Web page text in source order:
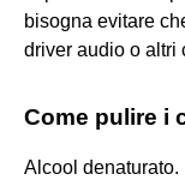
bisogna evitare
driver audio o altri
Come pulire i
Alcool denaturato.